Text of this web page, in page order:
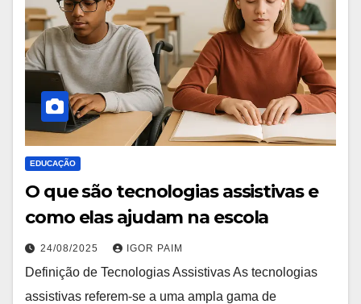
EDUCAÇÃO
O que são tecnologias assistivas e
como elas ajudam na escola
24/08/2025 IGOR PAIM
Definição de Tecnologias Assistivas As tecnologias
assistivas referem-se a uma ampla gama de